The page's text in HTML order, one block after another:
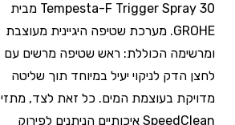
Tempesta-F Trigger Spray 30 מבית
GROHE. מערכת שטיפה היגיינית מעוצבת
ומרשימה הכוללת: ראש שטיפה מרשים עם
לחצן הדק לניקוי יעיל במיוחד תוך שליטה
מדויקת בעוצמת המים. כל זאת לצד, מתזי
SpeedClean איכותיים הניתנים לפירוק